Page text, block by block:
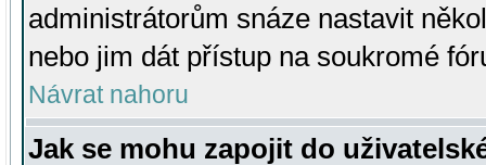
administrátorům snáze nastavit
nebo jim dát přístup na soukromé
Návrat nahoru
Jak se mohu zapojit do